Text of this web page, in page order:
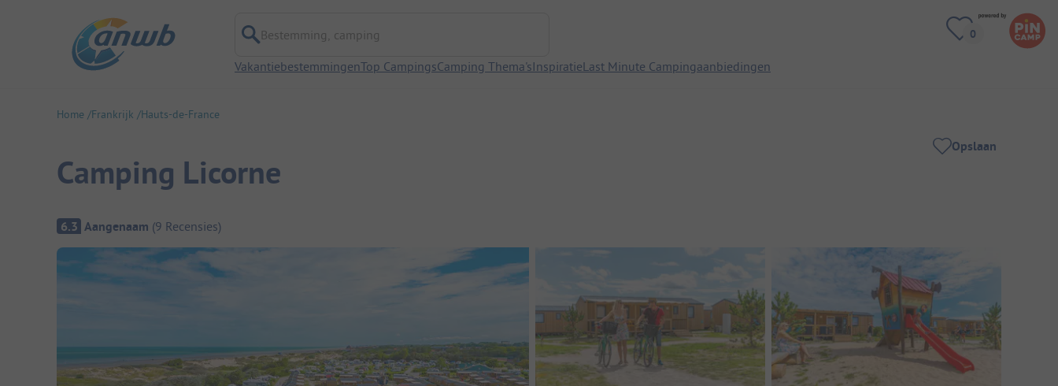
Bestemming, camping
VakantiebestemmingenTop CampingsCamping Thema'sInspiratieLast Minute Campingaanbiedingen
Home Frankrijk Hauts-de-France
Camping Licorne
Opslaan
Camping overzicht
6.3 Aangenaam (9 Recensies)